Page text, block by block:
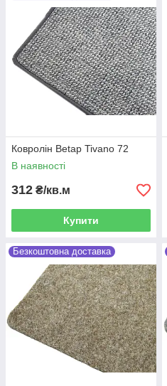
Ковролін Betap Tivano 72
В наявності
312 ₴/кв.м
Купити
Безкоштовна доставка